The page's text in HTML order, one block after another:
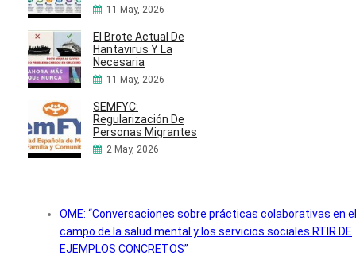
11 May, 2026
El Brote Actual De
Hantavirus Y La
Necesaria
11 May, 2026
SEMFYC:
Regularización De
Personas Migrantes
2 May, 2026
OME: “Conversaciones sobre prácticas colaborativas en el
campo de la salud mental y los servicios sociales RTIR DE
EJEMPLOS CONCRETOS”